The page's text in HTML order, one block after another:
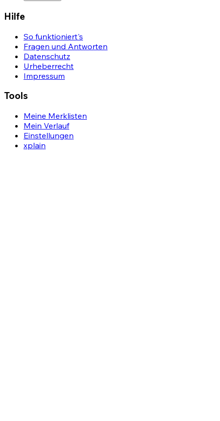
Hilfe
So funktioniert's
Fragen und Antworten
Datenschutz
Urheberrecht
Impressum
Tools
Meine Merklisten
Mein Verlauf
Einstellungen
xplain